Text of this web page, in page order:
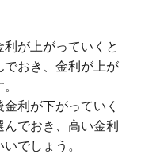
が上がっていくと
でおき、金利が上が
利が下がっていく
でおき、高い金利
でしょう。